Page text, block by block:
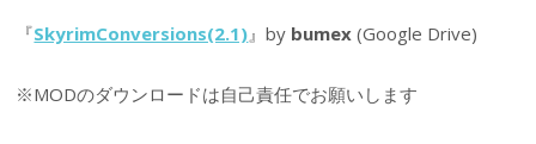
『SkyrimConversions(2.1)』by bumex (Google Drive)
※MODのダウンロードは自己責任でお願いします